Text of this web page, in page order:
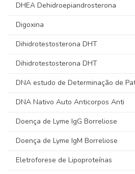
DHEA Dehidroepiandrosterona
Digoxina
Dihidrotestosterona DHT
Dihidrotestosterona DHT
DNA estudo de Determinação de
DNA Nativo Auto Anticorpos Anti
Doença de Lyme IgG Borreliose
Doença de Lyme IgM Borreliose
Eletroforese de Lipoproteínas